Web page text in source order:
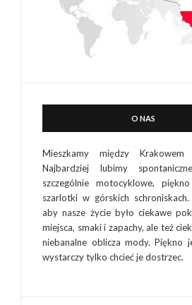
O NAS
Mieszkamy między
Najbardziej lubimy
szczególnie motocyklowe,
szarlotki w górskich
aby nasze życie było ciekawe
miejsca, smaki i zapachy, ale też
niebanalne oblicza mody. Piękno
wystarczy tylko chcieć je dostrzec.